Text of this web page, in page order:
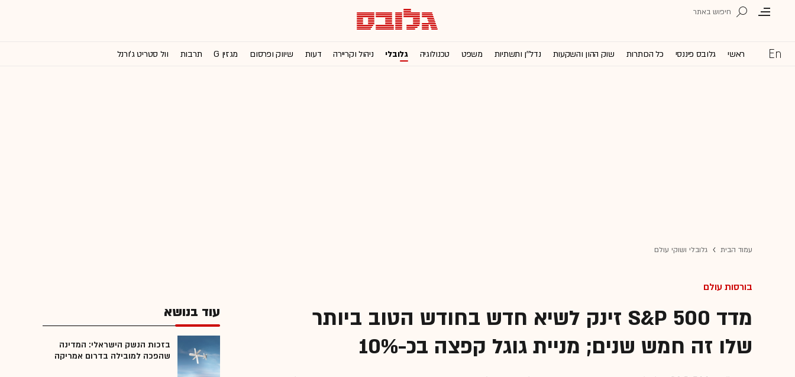
ראשי גלובס פיננסי כל הכותרות שוק ההון והשקעות נדל''ן ותשתיות משפט טכנולוגיה גלובלי ניהול וקריירה דעות שיווק ופרסום מגזין G תרבות וול סטריט ג'ורנל
עמוד הבית גלובלי ושוקי עולם
בורסות עולם
מדד S&P 500 זינק לשיא חדש בחודש הטוב ביותר
שלו זה חמש שנים; מניית גוגל קפצה בכ-10%
עוד בנושא
בזכות הנשק הישראלי: המדינה
שהפכה למובילה בדרום אמריקה